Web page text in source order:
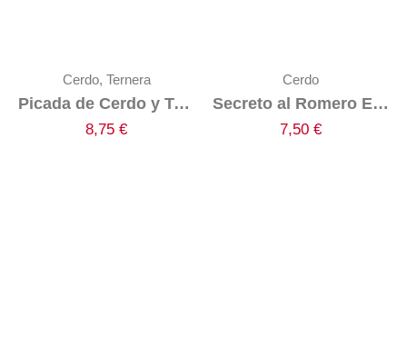
Cerdo, Ternera
Picada de Cerdo y Ternera
8,75 €
Cerdo
Secreto al Romero El Pozo
7,50 €